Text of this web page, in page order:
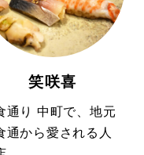
笑咲喜
通り 中町で、地元
通から愛される人